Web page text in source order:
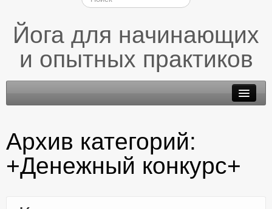
Йога для начинающих
и опытных практиков
Архив категорий:
+Денежный конкурс+